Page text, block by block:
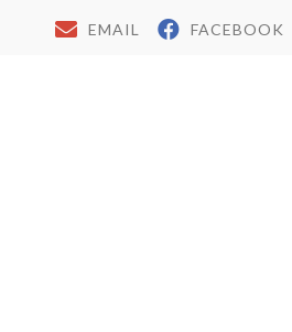
EMAIL FACEBOOK